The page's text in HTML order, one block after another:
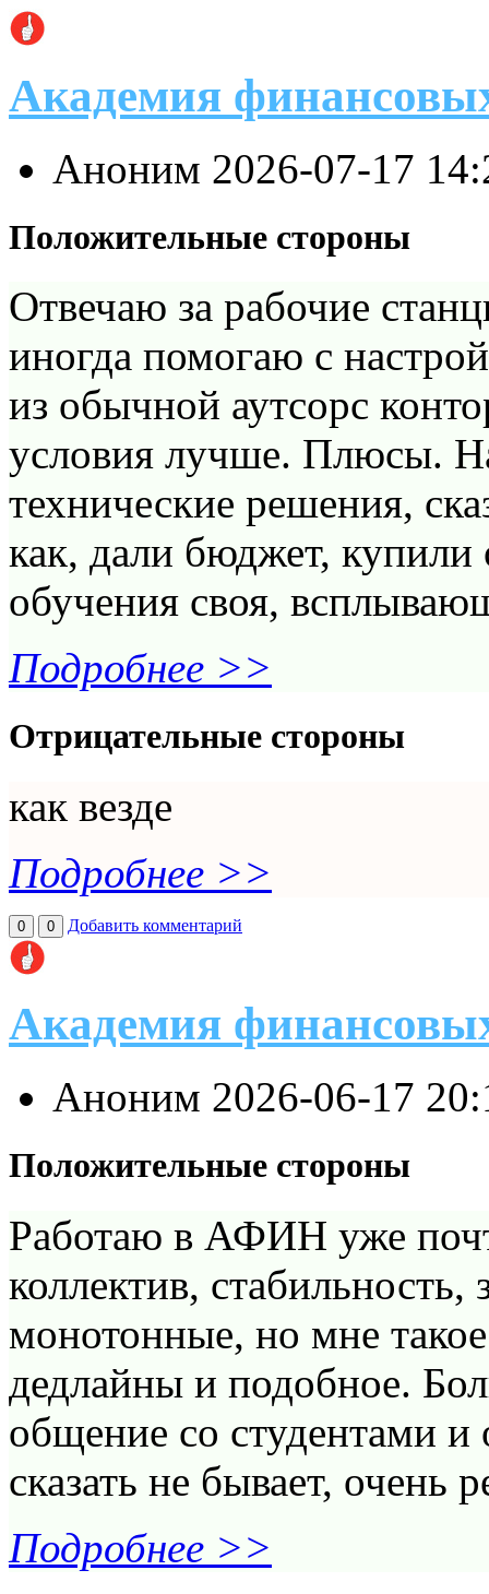
Академия
Аноним 2026-07-17
Положительные стороны
Отвечаю за рабочие
иногда помогаю с
из обычной аутсорс
условия лучше. Плюсы.
технические решения,
как, дали бюджет,
обучения своя,
Подробнее >>
Отрицательные стороны
как везде
Подробнее >>
0 0 Добавить комментарий
Академия
Аноним 2026-06-17
Положительные стороны
Работаю в АФИН уже
коллектив,
монотонные, но мне
дедлайны и подобное.
общение со студентами
сказать не бывает, очень
Подробнее >>